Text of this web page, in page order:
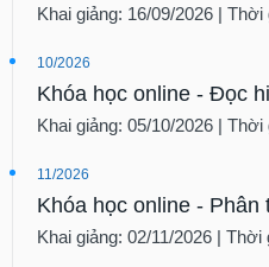
Khai giảng: 16/09/2026 | Thời
10/2026
Khóa học online - Đọc
Khai giảng: 05/10/2026 | Thời
11/2026
Khóa học online -
Khai giảng: 02/11/2026 | Thời